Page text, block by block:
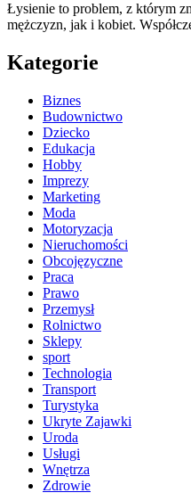
Łysienie to problem, z którym
mężczyzn, jak i kobiet.
Kategorie
Biznes
Budownictwo
Dziecko
Edukacja
Hobby
Imprezy
Marketing
Moda
Motoryzacja
Nieruchomości
Obcojęzyczne
Praca
Prawo
Przemysł
Rolnictwo
Sklepy
sport
Technologia
Transport
Turystyka
Ukryte Zajawki
Uroda
Usługi
Wnętrza
Zdrowie